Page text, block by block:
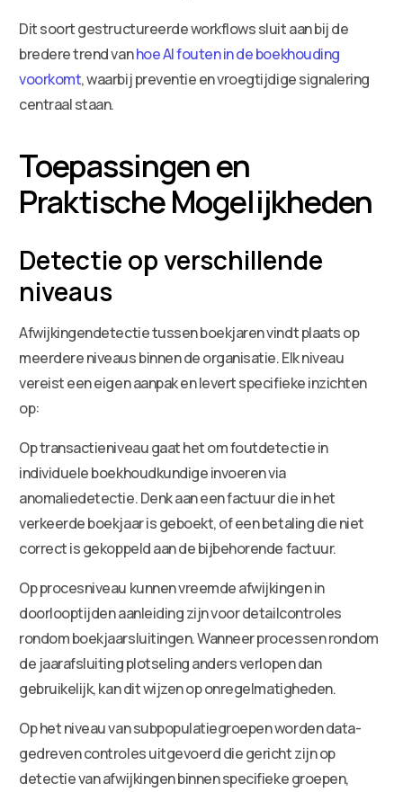
Dit soort gestructureerde workflows sluit aan bij de
bredere trend vanhoe AI fouten in de boekhouding
voorkomt, waarbij preventie en vroegtijdige signalering
centraal staan.
Toepassingen en
Praktische Mogelijkheden
Detectie op verschillende
niveaus
Afwijkingendetectie tussen boekjaren vindt plaats op
meerdere niveaus binnen de organisatie. Elk niveau
vereist een eigen aanpak en levert specifieke inzichten
op:
Op transactieniveau gaat het om foutdetectie in
individuele boekhoudkundige invoeren via
anomaliedetectie. Denk aan een factuur die in het
verkeerde boekjaar is geboekt, of een betaling die niet
correct is gekoppeld aan de bijbehorende factuur.
Op procesniveau kunnen vreemde afwijkingen in
doorlooptijden aanleiding zijn voor detailcontroles
rondom boekjaarsluitingen. Wanneer processen rondom
de jaarafsluiting plotseling anders verlopen dan
gebruikelijk, kan dit wijzen op onregelmatigheden.
Op het niveau van subpopulatiegroepen worden data-
gedreven controles uitgevoerd die gericht zijn op
detectie van afwijkingen binnen specifieke groepen,